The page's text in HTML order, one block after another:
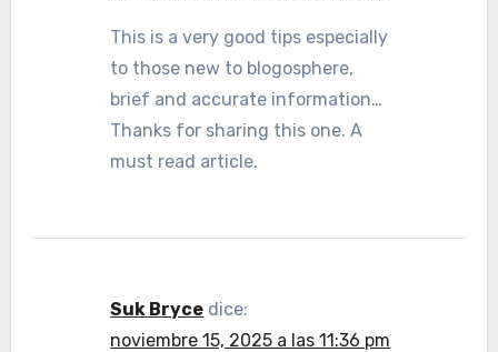
This is a very good tips especially
to those new to blogosphere,
brief and accurate information…
Thanks for sharing this one. A
must read article.
Suk Bryce dice:
noviembre 15, 2025 a las 11:36 pm